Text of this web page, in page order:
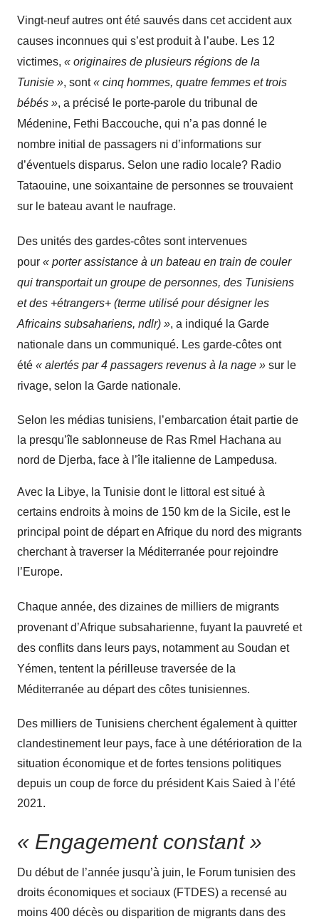
Vingt-neuf autres ont été sauvés dans cet accident aux
causes inconnues qui s’est produit à l’aube. Les 12
victimes, « originaires de plusieurs régions de la
Tunisie », sont« cinq hommes, quatre femmes et trois
bébés », a précisé le porte-parole du tribunal de
Médenine, Fethi Baccouche, qui n’a pas donné le
nombre initial de passagers ni d’informations sur
d’éventuels disparus. Selon une radio locale? Radio
Tataouine, une soixantaine de personnes se trouvaient
sur le bateau avant le naufrage.
Des unités des gardes-côtes sont intervenues
pour « porter assistance à un bateau en train de couler
qui transportait un groupe de personnes, des Tunisiens
et des +étrangers+ (terme utilisé pour désigner les
Africains subsahariens, ndlr) », a indiqué la Garde
nationale dans un communiqué. Les garde-côtes ont
été « alertés par 4 passagers revenus à la nage »sur le
rivage, selon la Garde nationale.
Selon les médias tunisiens, l’embarcation était partie de
la presqu’île sablonneuse de Ras Rmel Hachana au
nord de Djerba, face à l’île italienne de Lampedusa.
Avec la Libye, la Tunisie dont le littoral est situé à
certains endroits à moins de 150 km de la Sicile, est le
principal point de départ en Afrique du nord des migrants
cherchant à traverser la Méditerranée pour rejoindre
l’Europe.
Chaque année, des dizaines de milliers de migrants
provenant d’Afrique subsaharienne, fuyant la pauvreté et
des conflits dans leurs pays, notamment au Soudan et
Yémen, tentent la périlleuse traversée de la
Méditerranée au départ des côtes tunisiennes.
Des milliers de Tunisiens cherchent également à quitter
clandestinement leur pays, face à une détérioration de la
situation économique et de fortes tensions politiques
depuis un coup de force du président Kais Saied à l’été
2021.
« Engagement constant »
Du début de l’année jusqu’à juin, le Forum tunisien des
droits économiques et sociaux (FTDES) a recensé au
moins 400 décès ou disparition de migrants dans des